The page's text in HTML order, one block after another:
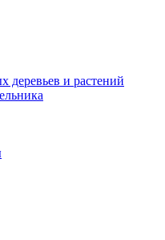
и растений